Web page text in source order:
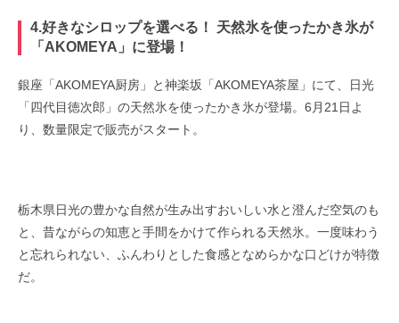
4.好きなシロップを選べる！ 天然氷を使ったかき氷が
「AKOMEYA」に登場！
銀座「AKOMEYA厨房」と神楽坂「AKOMEYA茶屋」にて、日光
「四代目徳次郎」の天然氷を使ったかき氷が登場。6月21日よ
り、数量限定で販売がスタート。
栃木県日光の豊かな自然が生み出すおいしい水と澄んだ空気のも
と、昔ながらの知恵と手間をかけて作られる天然氷。一度味わう
と忘れられない、ふんわりとした食感となめらかな口どけが特徴
だ。